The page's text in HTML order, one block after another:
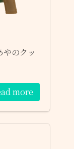
のクッ
more